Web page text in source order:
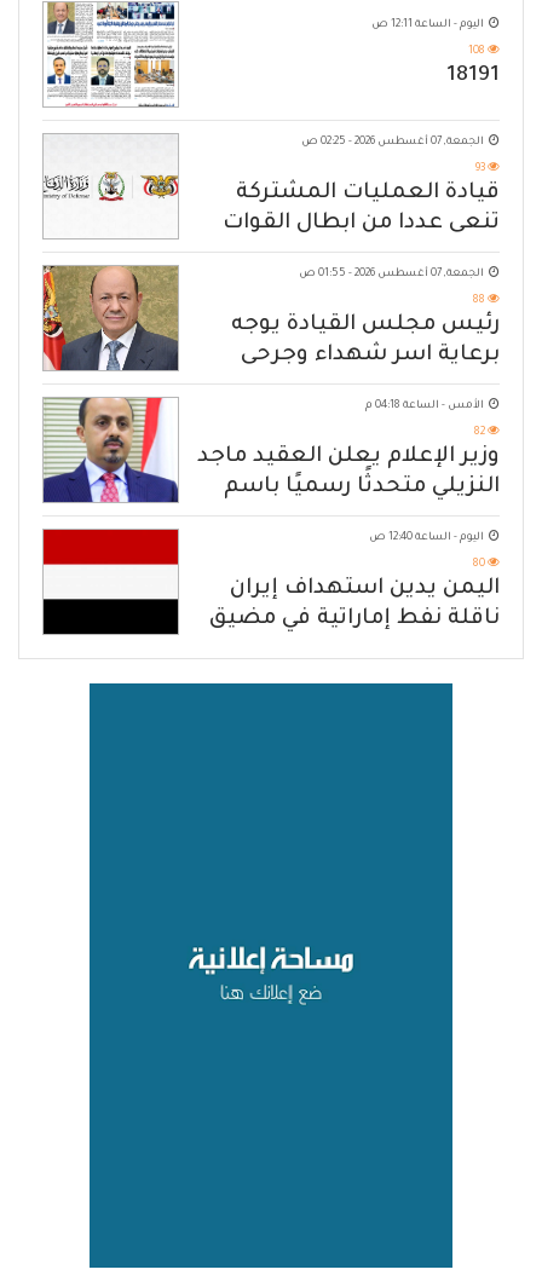
اليوم - الساعة 12:11 ص
108
18191
الجمعة, 07 أغسطس 2026 - 02:25 ص
93
قيادة العمليات المشتركة
تنعى عددا من ابطال القوات
المسلحة
الجمعة, 07 أغسطس 2026 - 01:55 ص
88
رئيس مجلس القيادة يوجه
برعاية اسر شهداء وجرحى
الهجوم الإرهابي الحوثي والرد
الحازم على مصدر التهديد
الأمس - الساعة 04:18 م
82
وزير الإعلام يعلن العقيد ماجد
النزيلي متحدثًا رسميًا باسم
القوات المسلحة اليمنية
اليوم - الساعة 12:40 ص
80
اليمن يدين استهداف إيران
ناقلة نفط إماراتية في مضيق